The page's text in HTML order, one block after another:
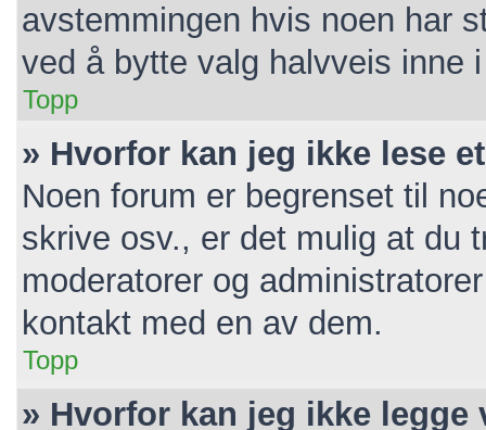
avstemmingen hvis noen har
ved å bytte valg halvveis inne
Topp
» Hvorfor kan jeg ikke lese
Noen forum er begrenset til
skrive osv., er det mulig at du
moderatorer og
kontakt med en av dem.
Topp
» Hvorfor kan jeg ikke